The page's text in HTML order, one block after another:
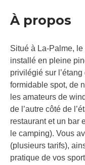
À propos
Situé à La-Palme,
installé en pleine
privilégié sur
formidable spot, de
les amateurs de
de l’autre côté de
restaurant et un bar
le camping). Vous
(plusieurs tarifs),
pratique de vos